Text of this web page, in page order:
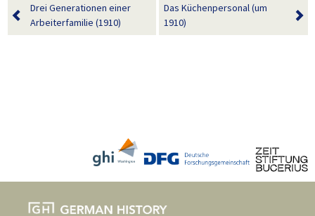
Drei Generationen einer
Arbeiterfamilie (1910)
Das Küchenpersonal (um
1910)